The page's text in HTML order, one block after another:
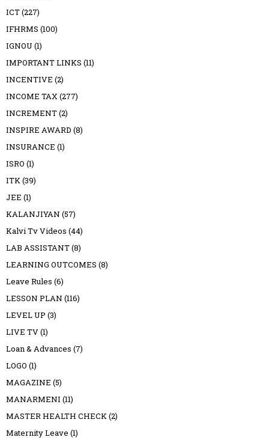
ICT(227)
IFHRMS (100)
IGNOU (1)
IMPORTANT LINKS (11)
INCENTIVE (2)
INCOME TAX(277)
INCREMENT(2)
INSPIRE AWARD (8)
INSURANCE (1)
ISRO (1)
ITK(39)
JEE (1)
KALANJIYAN (57)
Kalvi Tv Videos (44)
LAB ASSISTANT(8)
LEARNING OUTCOMES (8)
Leave Rules (6)
LESSON PLAN (116)
LEVEL UP (3)
LIVE TV(1)
Loan & Advances (7)
LOGO (1)
MAGAZINE (5)
MANARMENI (11)
MASTER HEALTH CHECK(2)
Maternity Leave (1)